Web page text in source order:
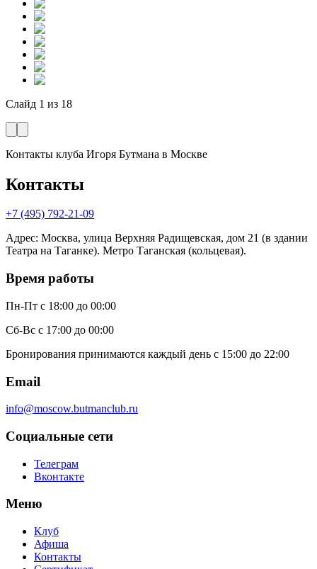
Слайд 1 из 18
Контакты клуба Игоря Бутмана в Москве
Контакты
+7 (495) 792-21-09
Адрес: Москва, улица Верхняя Радищевская, дом 21 (в здании
Театра на Таганке). Метро Таганская (кольцевая).
Время работы
Пн-Пт с 18:00 до 00:00
Сб-Вс с 17:00 до 00:00
Бронирования принимаются каждый день с 15:00 до 22:00
Email
info@moscow.butmanclub.ru
Социальные сети
Телеграм
Вконтакте
Меню
Клуб
Афиша
Контакты